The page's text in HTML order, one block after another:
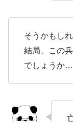
そうかもしれ
結局、この
でしょうか